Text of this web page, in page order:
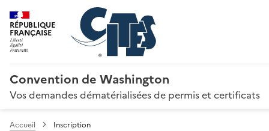
RÉPUBLIQUE
FRANÇAISE
Convention de Washington
Vos demandes dématérialisées de permis et certificats
Accueil Inscription